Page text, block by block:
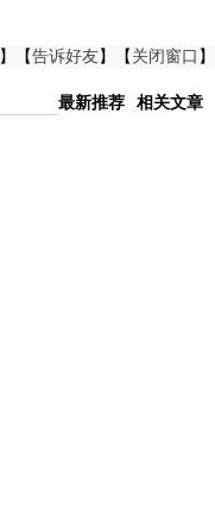
】【告诉好友】【 关闭窗口 】
最新推荐 相关文章